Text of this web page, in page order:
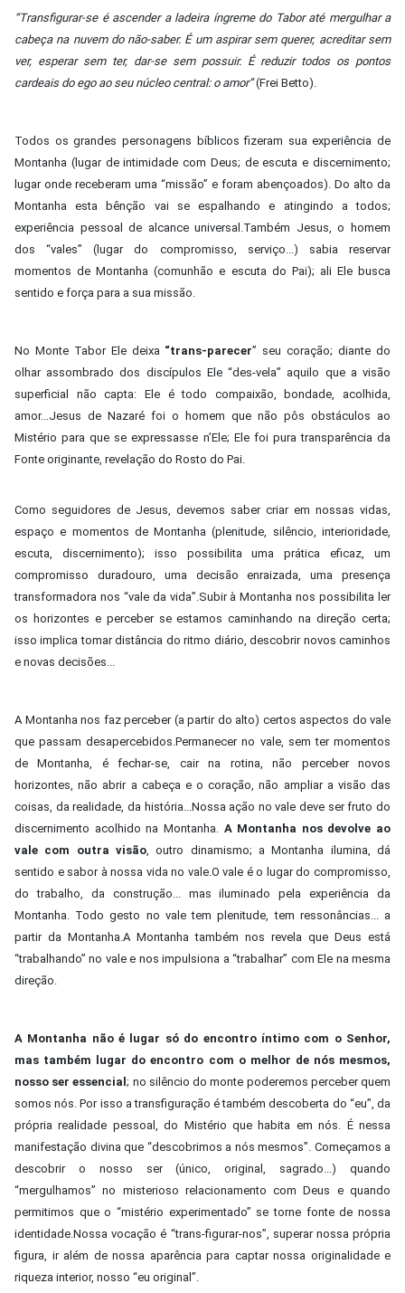
“Transfigurar-se é ascender a ladeira íngreme do Tabor até mergulhar a
cabeça na nuvem do não-saber. É um aspirar sem querer, acreditar sem
ver, esperar sem ter, dar-se sem possuir. É reduzir todos os pontos
cardeais do ego ao seu núcleo central: o amor”(Frei Betto).
Todos os grandes personagens bíblicos fizeram sua experiência de
Montanha (lugar de intimidade com Deus; de escuta e discernimento;
lugar onde receberam uma “missão” e foram abençoados). Do alto da
Montanha esta bênção vai se espalhando e atingindo a todos;
experiência pessoal de alcance universal.Também Jesus, o homem
dos “vales” (lugar do compromisso, serviço...) sabia reservar
momentos de Montanha (comunhão e escuta do Pai); ali Ele busca
sentido e força para a sua missão.
No Monte Tabor Ele deixa “trans-parecer” seu coração; diante do
olhar assombrado dos discípulos Ele “des-vela” aquilo que a visão
superficial não capta: Ele é todo compaixão, bondade, acolhida,
amor...Jesus de Nazaré foi o homem que não pôs obstáculos ao
Mistério para que se expressasse n’Ele; Ele foi pura transparência da
Fonte originante, revelação do Rosto do Pai.
Como seguidores de Jesus, devemos saber criar em nossas vidas,
espaço e momentos de Montanha (plenitude, silêncio, interioridade,
escuta, discernimento); isso possibilita uma prática eficaz, um
compromisso duradouro, uma decisão enraizada, uma presença
transformadora nos “vale da vida”.Subir à Montanha nos possibilita ler
os horizontes e perceber se estamos caminhando na direção certa;
isso implica tomar distância do ritmo diário, descobrir novos caminhos
e novas decisões...
A Montanha nos faz perceber (a partir do alto) certos aspectos do vale
que passam desapercebidos.Permanecer no vale, sem ter momentos
de Montanha, é fechar-se, cair na rotina, não perceber novos
horizontes, não abrir a cabeça e o coração, não ampliar a visão das
coisas, da realidade, da história...Nossa ação no vale deve ser fruto do
discernimento acolhido na Montanha.
A Montanha nos devolve ao
vale com outra visão , outro dinamismo; a Montanha ilumina, dá
sentido e sabor à nossa vida no vale.O vale é o lugar do compromisso,
do trabalho, da construção... mas iluminado pela experiência da
Montanha. Todo gesto no vale tem plenitude, tem ressonâncias... a
partir da Montanha.A Montanha também nos revela que Deus está
“trabalhando” no vale e nos impulsiona a “trabalhar” com Ele na mesma
direção.
A Montanha não é lugar só do encontro íntimo com o Senhor,
mas também lugar do encontro com o melhor de nós mesmos,
nosso ser essencial; no silêncio do monte poderemos perceber quem
somos nós. Por isso a transfiguração é também descoberta do “eu”, da
própria realidade pessoal, do Mistério que habita em nós. É nessa
manifestação divina que “descobrimos a nós mesmos”. Começamos a
descobrir o nosso ser (único, original, sagrado...) quando
“mergulhamos” no misterioso relacionamento com Deus e quando
permitimos que o “mistério experimentado” se torne fonte de nossa
identidade.Nossa vocação é “trans-figurar-nos”, superar nossa própria
figura, ir além de nossa aparência para captar nossa originalidade e
riqueza interior, nosso “eu original”.